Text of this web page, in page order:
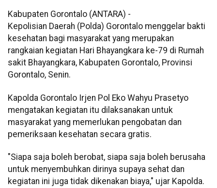
Kabupaten Gorontalo (ANTARA) -
Kepolisian Daerah (Polda) Gorontalo menggelar bakti
kesehatan bagi masyarakat yang merupakan
rangkaian kegiatan Hari Bhayangkara ke-79 di Rumah
sakit Bhayangkara, Kabupaten Gorontalo, Provinsi
Gorontalo, Senin.
Kapolda Gorontalo Irjen Pol Eko Wahyu Prasetyo
mengatakan kegiatan itu dilaksanakan untuk
masyarakat yang memerlukan pengobatan dan
pemeriksaan kesehatan secara gratis.
"Siapa saja boleh berobat, siapa saja boleh berusaha
untuk menyembuhkan dirinya supaya sehat dan
kegiatan ini juga tidak dikenakan biaya," ujar Kapolda.